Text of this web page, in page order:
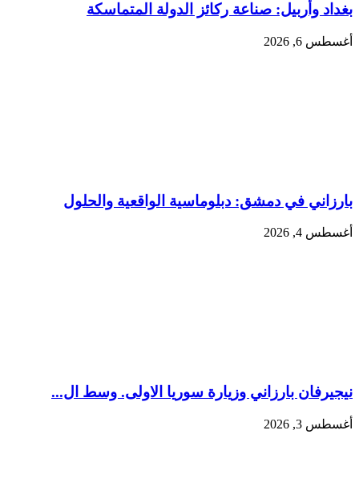
بغداد وأربيل: صناعة ركائز الدولة المتماسكة
أغسطس 6, 2026
بارزاني في دمشق: دبلوماسية الواقعية والحلول
أغسطس 4, 2026
نيجيرفان بارزاني وزيارة سوريا الاولى. وسط ال...
أغسطس 3, 2026